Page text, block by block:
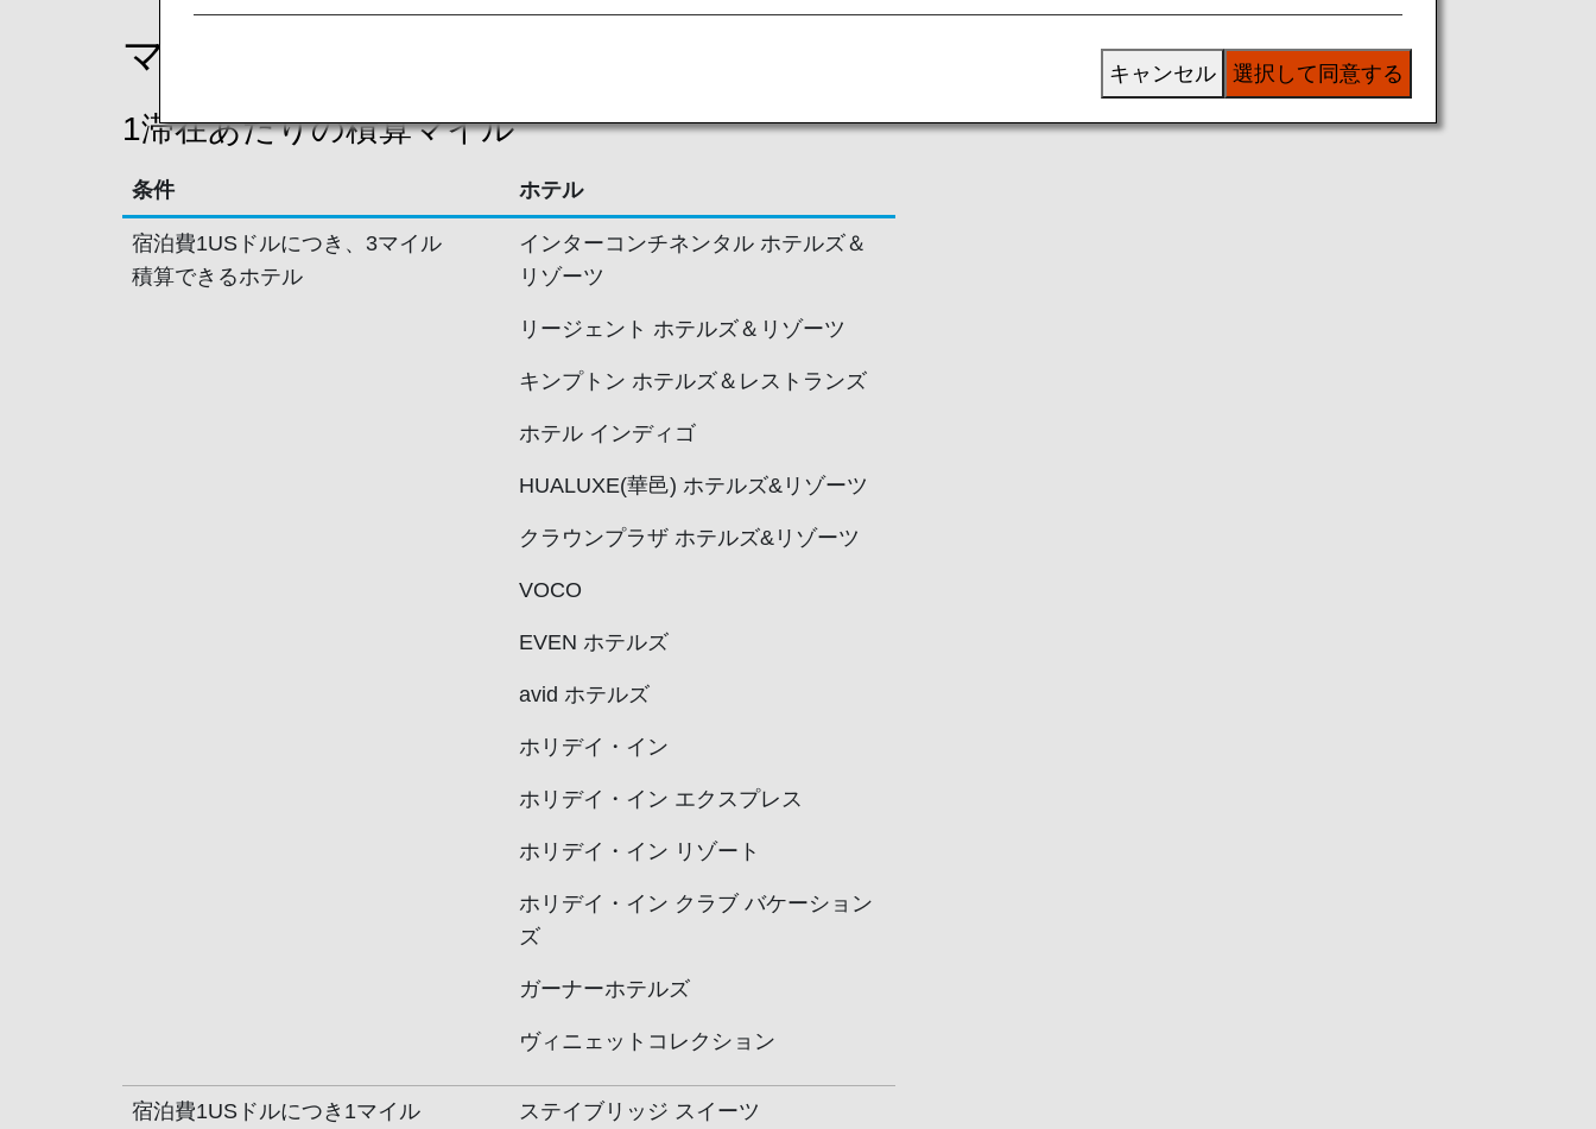
マイルを貯める
1滞在あたりの積算マイル
条件 ホテル
宿泊費1USドルにつき、3マイル
積算できるホテル
インターコンチネンタル ホテルズ＆
リゾーツ
リージェント ホテルズ＆リゾーツ
キンプトン ホテルズ＆レストランズ
ホテル インディゴ
HUALUXE(華邑) ホテルズ&リゾーツ
クラウンプラザ ホテルズ&リゾーツ
VOCO
EVEN ホテルズ
avid ホテルズ
ホリデイ・イン
ホリデイ・イン エクスプレス
ホリデイ・イン リゾート
ホリデイ・イン クラブ バケーション
ズ
ガーナーホテルズ
ヴィニェットコレクション
宿泊費1USドルにつき1マイル
ステイブリッジ スイーツ
選択して同意する
キャンセル